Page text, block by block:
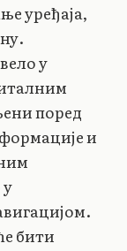
уређаја,
у
поред
и
бити